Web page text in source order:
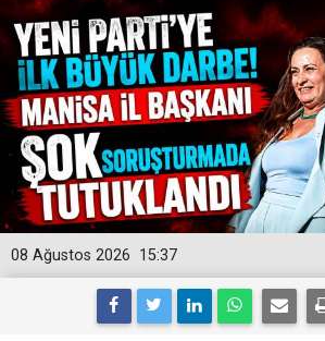
15:37
08 Ağustos 2026